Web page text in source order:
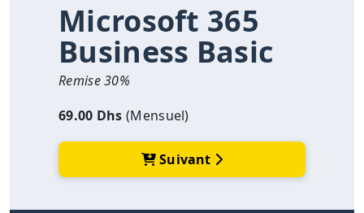
Microsoft 365
Business Basic
Remise 30%
69.00 Dhs (Mensuel)
Suivant